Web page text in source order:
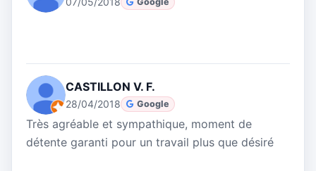
CASTILLON V. F.
28/04/2018 Google
Très agréable et sympathique, moment de
détente garanti pour un travail plus que désiré